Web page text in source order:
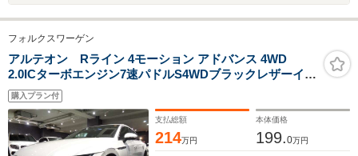
フォルクスワーゲン
アルテオン Rライン 4モーション アドバンス 4WD
2.0ICターボエンジン7速パドルS4WDブラックレザーイン
テリアCARPLAYナビTV360度カメラアダブティブクルー
ズCパワーシートシートヒーター電動Rゲートデジタルコ
ックピットLEDライトRラインエアロRライン20アルミ
ETC
購入プラン付
支払総額
214万円
本体価格
199.0万円